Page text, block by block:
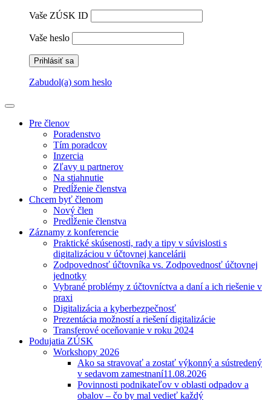
Vaše ZÚSK ID
Vaše heslo
Zabudol(a) som heslo
Pre členov
Poradenstvo
Tím poradcov
Inzercia
Zľavy u partnerov
Na stiahnutie
Predĺženie členstva
Chcem byť členom
Nový člen
Predĺženie členstva
Záznamy z konferencie
Praktické skúsenosti, rady a tipy v súvislosti s
digitalizáciou v účtovnej kancelárii
Zodpovednosť účtovníka vs. Zodpovednosť účtovnej
jednotky
Vybrané problémy z účtovníctva a daní a ich riešenie v
praxi
Digitalizácia a kyberbezpečnosť
Prezentácia možností a riešení digitalizácie
Transferové oceňovanie v roku 2024
Podujatia ZÚSK
Workshopy 2026
Ako sa stravovať a zostať výkonný a sústredený
v sedavom zamestnaní11.08.2026
Povinnosti podnikateľov v oblasti odpadov a
obalov – čo by mal vedieť každý